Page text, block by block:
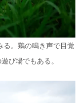
。鶏の鳴き声で目覚
び場でもある。